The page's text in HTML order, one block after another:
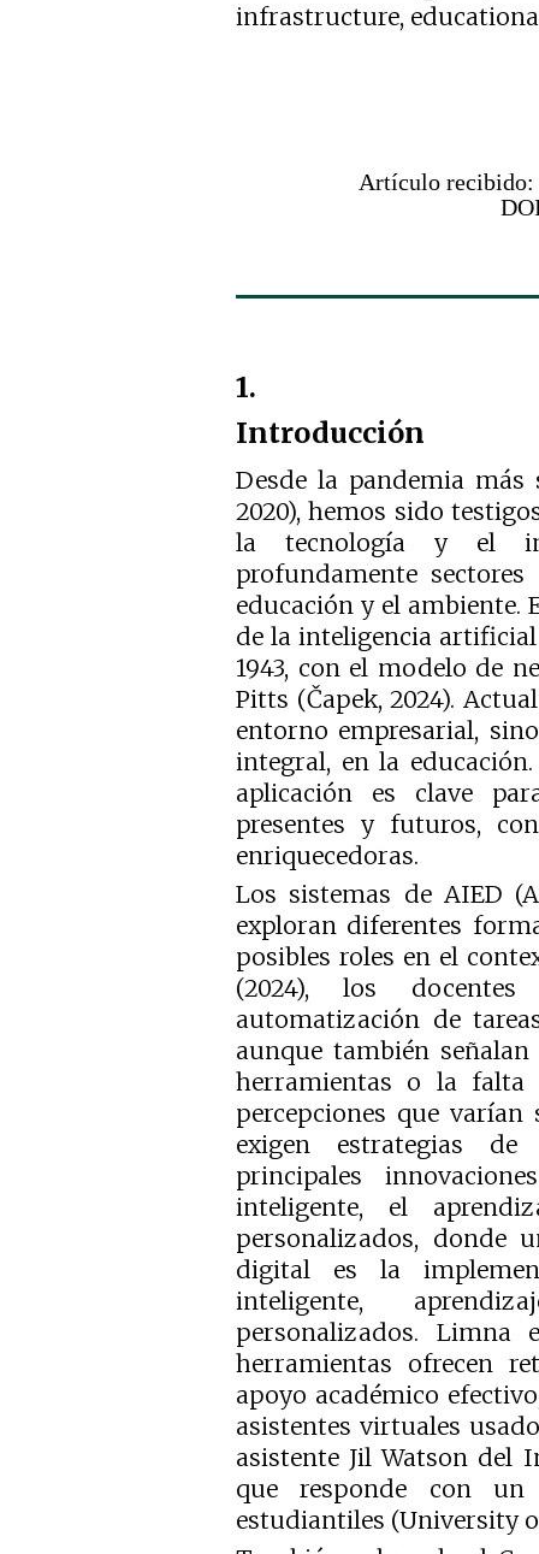
infrastructure,
Artículo
1.
Introducción
Desde la pandemia
2020), hemos sido
la tecnología y el
profundamente
educación y el ambiente.
de la inteligencia
1943, con el modelo de
Pitts (Čapek, 2024).
entorno empresarial,
integral, en la
aplicación es clave
presentes y futuros,
enriquecedoras.
Los sistemas de AIED
exploran diferentes
posibles roles en el
(2024), los
automatización de
aunque también
herramientas o la falta
percepciones que
exigen estrategias de
principales
inteligente, el
personalizados, donde
digital es la
inteligente,
personalizados. Limna
herramientas ofrecen
apoyo académico
asistentes virtuales
asistente Jil Watson del
que responde con
estudiantiles (University